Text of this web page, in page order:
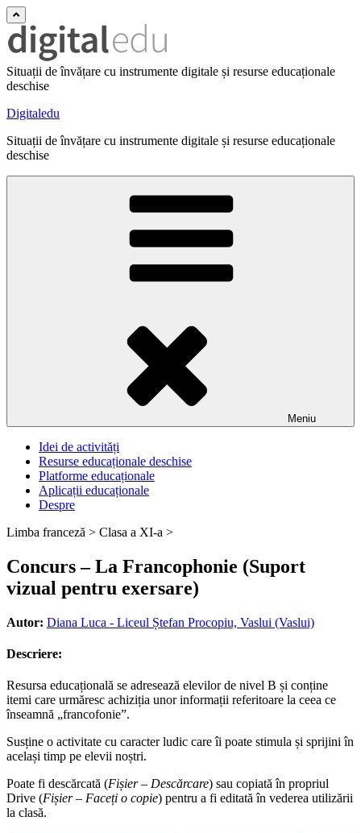
Situații de învățare cu instrumente digitale și resurse educaționale
deschise
Digitaledu
Situații de învățare cu instrumente digitale și resurse educaționale
deschise
Meniu
Idei de activități
Resurse educaționale deschise
Platforme educaționale
Aplicații educaționale
Despre
Limba franceză > Clasa a XI-a >
Concurs – La Francophonie (Suport
vizual pentru exersare)
Autor: Diana Luca - Liceul Ștefan Procopiu, Vaslui (Vaslui)
Descriere:
Resursa educațională se adresează elevilor de nivel B și conține
itemi care urmăresc achiziția unor informații referitoare la ceea ce
înseamnă „francofonie”.
Susține o activitate cu caracter ludic care îi poate stimula și sprijini în
același timp pe elevii noștri.
Poate fi descărcată (Fișier – Descărcare) sau copiată în propriul
Drive (Fișier – Faceți o copie) pentru a fi editată în vederea utilizării
la clasă.